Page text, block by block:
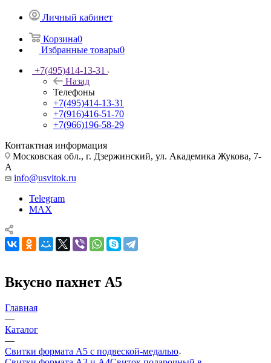
Личный кабинет
Корзина0
Избранные товары0
+7(495)414-13-31
Назад
Телефоны
+7(495)414-13-31
+7(916)416-51-70
+7(966)196-58-29
Контактная информация
Московская обл., г. Дзержинский, ул. Академика Жукова, 7-
А
info@usvitok.ru
Telegram
MAX
Вкусно пахнет А5
Главная
—
Каталог
—
Свитки формата А5 с подвеской-медалью